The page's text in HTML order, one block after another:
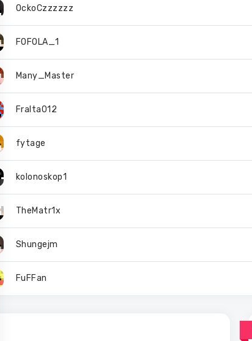
OckoCzzzzzz
FOFOLA_1
Many_Master
Fralta012
fytage
kolonoskop1
TheMatr1x
Shungejm
FuFFan